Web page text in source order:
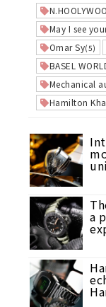
May I see
Omar Sy(5)
BASEL
Mechanical
Hamilton
a